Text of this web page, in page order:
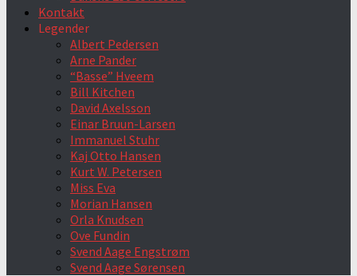
Kontakt
Legender
Albert Pedersen
Arne Pander
“Basse” Hveem
Bill Kitchen
David Axelsson
Einar Bruun-Larsen
Immanuel Stuhr
Kaj Otto Hansen
Kurt W. Petersen
Miss Eva
Morian Hansen
Orla Knudsen
Ove Fundin
Svend Aage Engstrøm
Svend Aage Sørensen